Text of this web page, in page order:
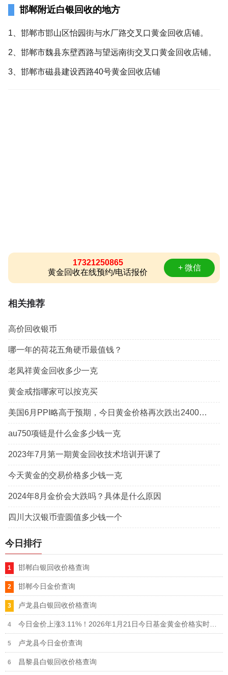
邯郸附近白银回收的地方
1、邯郸市邯山区怡园街与水厂路交叉口黄金回收店铺。
2、邯郸市魏县东壁西路与望远南街交叉口黄金回收店铺。
3、邯郸市磁县建设西路40号黄金回收店铺
17321250865
黄金回收在线预约/电话报价
+ 微信
相关推荐
高价回收银币
哪一年的荷花五角硬币最值钱？
老凤祥黄金回收多少一克
黄金戒指哪家可以按克买
美国6月PPI略高于预期，今日黄金价格再次跌出2400美元关口
au750项链是什么金多少钱一克
2023年7月第一期黄金回收技术培训开课了
今天黄金的交易价格多少钱一克
2024年8月金价会大跌吗？具体是什么原因
四川大汉银币壹圆值多少钱一个
今日排行
邯郸白银回收价格查询
邯郸今日金价查询
卢龙县白银回收价格查询
卢龙县今日金价查询
昌黎县白银回收价格查询